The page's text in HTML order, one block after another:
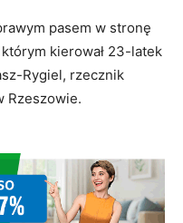
pasem w stronę
którym kierował 23-latek
Rygiel, rzecznik
Rzeszowie.